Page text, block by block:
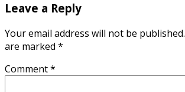
Leave a Reply
Your email address will not be published.
are marked *
Comment*